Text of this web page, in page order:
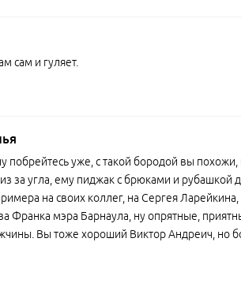
сам и гуляет.
побрейтесь уже, с такой бородой вы похожи,
за угла, ему пиджак с брюками и рубашкой
на своих коллег, на Сергея
Франка мэра Барнаула, ну опрятные,
Вы тоже хороший Виктор Андреич, но